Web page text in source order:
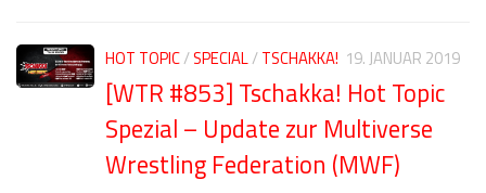
HOT TOPIC/SPECIAL/TSCHAKKA! 19. JANUAR 2019
[WTR #853] Tschakka! Hot Topic
Spezial – Update zur Multiverse
Wrestling Federation (MWF)